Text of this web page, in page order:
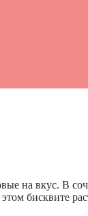
на вкус. В
бисквите